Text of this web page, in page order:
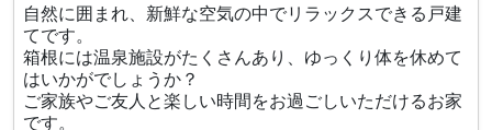
自然に囲まれ、新鮮な空気の中でリラックスできる戸建
てです。
箱根には温泉施設がたくさんあり、ゆっくり体を休めて
はいかがでしょうか？
ご家族やご友人と楽しい時間をお過ごしいただけるお家
です。